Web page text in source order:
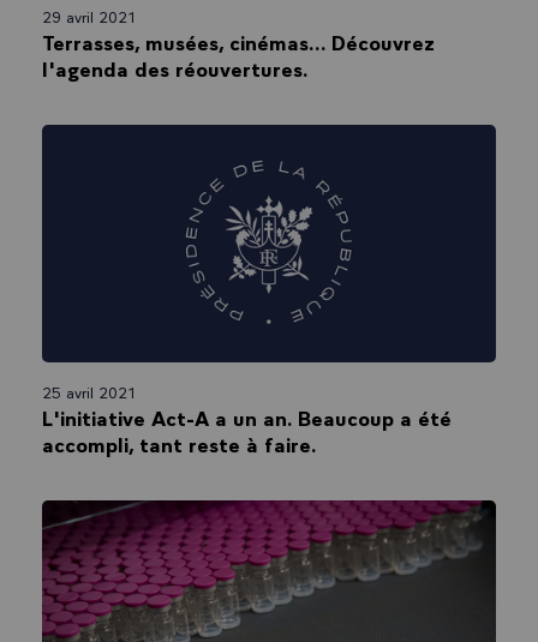
29 avril 2021
Terrasses, musées, cinémas... Découvrez
l'agenda des réouvertures.
25 avril 2021
L'initiative Act-A a un an. Beaucoup a été
accompli, tant reste à faire.